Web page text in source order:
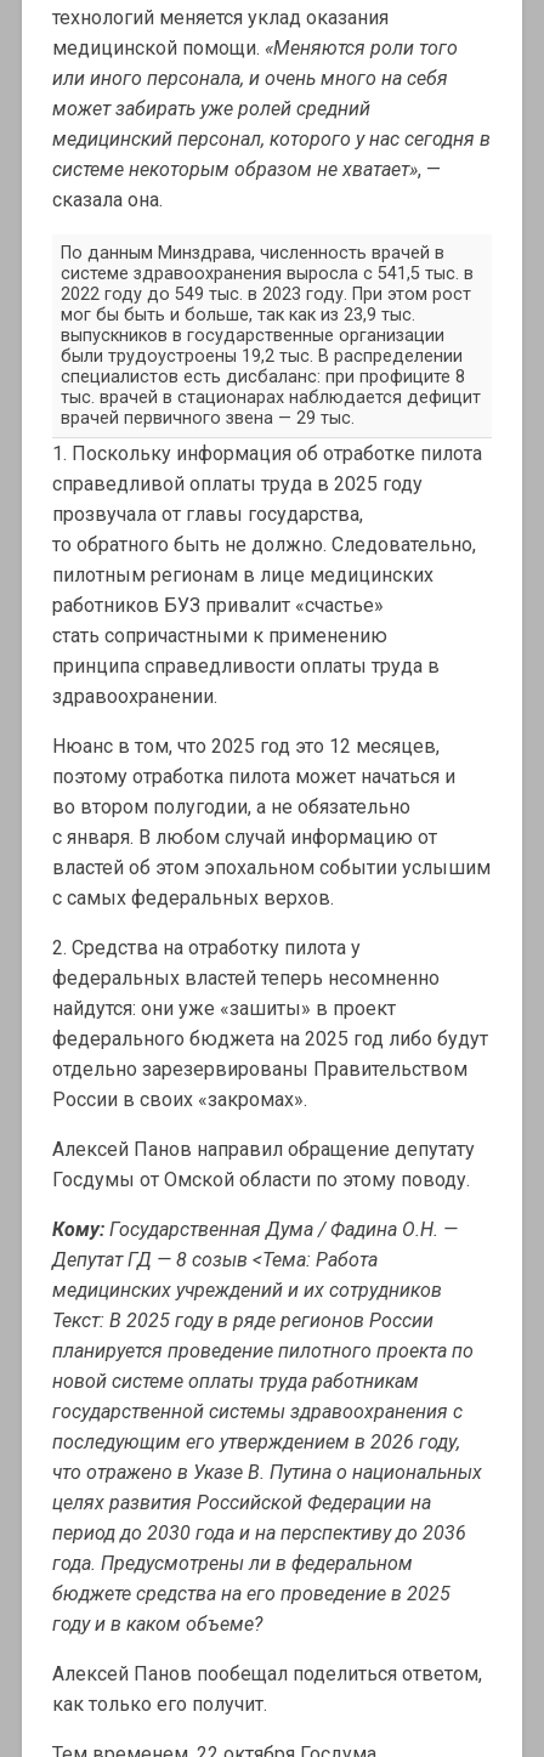
технологий меняется уклад оказания
медицинской помощи. «Меняются роли того
или иного персонала, и очень много на себя
может забирать уже ролей средний
медицинский персонал, которого у нас сегодня в
системе некоторым образом не хватает», —
сказала она.
По данным Минздрава, численность врачей в
системе здравоохранения выросла с 541,5 тыс. в
2022 году до 549 тыс. в 2023 году. При этом рост
мог бы быть и больше, так как из 23,9 тыс.
выпускников в государственные организации
были трудоустроены 19,2 тыс. В распределении
специалистов есть дисбаланс: при профиците 8
тыс. врачей в стационарах наблюдается дефицит
врачей первичного звена — 29 тыс.
1. Поскольку информация об отработке пилота
справедливой оплаты труда в 2025 году
прозвучала от главы государства,
то обратного быть не должно. Следовательно,
пилотным регионам в лице медицинских
работников БУЗ привалит «счастье»
стать сопричастными к применению
принципа справедливости оплаты труда в
здравоохранении.
Нюанс в том, что 2025 год это 12 месяцев,
поэтому отработка пилота может начаться и
во втором полугодии, а не обязательно
с января. В любом случай информацию от
властей об этом эпохальном событии услышим
с самых федеральных верхов.
2. Средства на отработку пилота у
федеральных властей теперь несомненно
найдутся: они уже «зашиты» в проект
федерального бюджета на 2025 год либо будут
отдельно зарезервированы Правительством
России в своих «закромах».
Алексей Панов направил обращение депутату
Госдумы от Омской области по этому поводу.
Кому: Государственная Дума / Фадина О.Н. —
Депутат ГД — 8 созыв <Тема: Работа
медицинских учреждений и их сотрудников
Текст: В 2025 году в ряде регионов России
планируется проведение пилотного проекта по
новой системе оплаты труда работникам
государственной системы здравоохранения с
последующим его утверждением в 2026 году,
что отражено в Указе В. Путина о национальных
целях развития Российской Федерации на
период до 2030 года и на перспективу до 2036
года. Предусмотрены ли в федеральном
бюджете средства на его проведение в 2025
году и в каком объеме?
Алексей Панов пообещал поделиться ответом,
как только его получит.